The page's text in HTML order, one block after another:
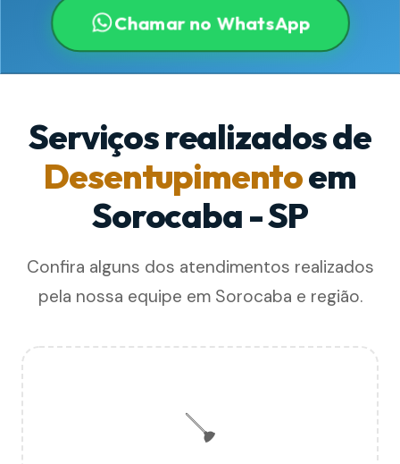
Chamar no WhatsApp
Serviços realizados de
Desentupimentoem
Sorocaba - SP
Confira alguns dos atendimentos realizados
pela nossa equipe em Sorocaba e região.
🪠